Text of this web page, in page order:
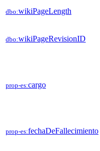
dbo:wikiPageLength
dbo:wikiPageRevisionID
prop-es:cargo
prop-es:fechaDeFallecimiento